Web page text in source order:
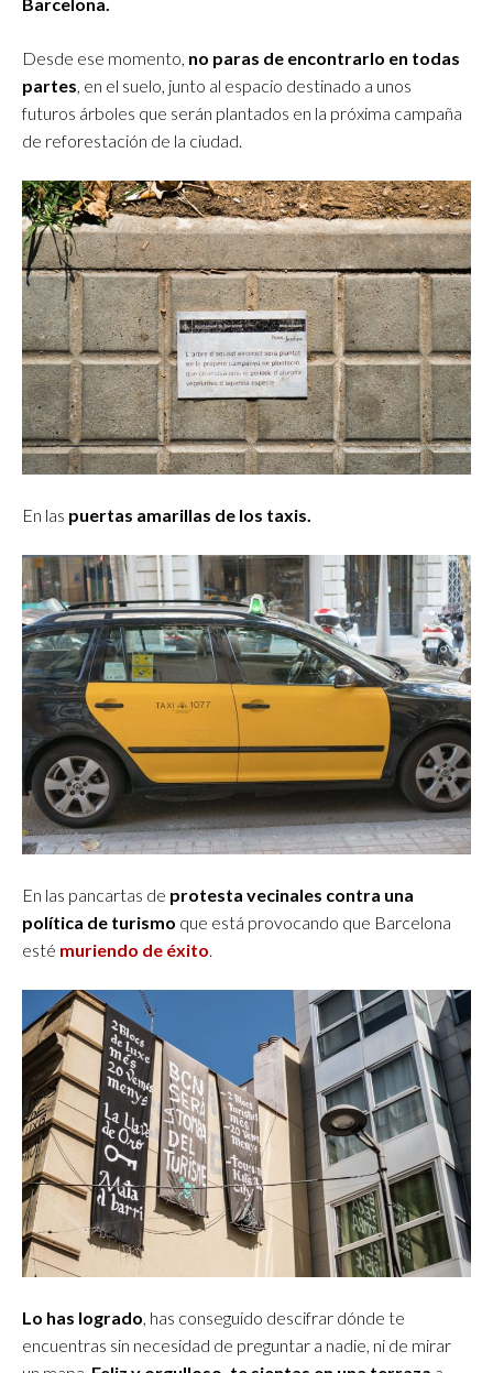
Desde ese momento, no paras de encontrarlo en todas
partes , en el suelo, junto al espacio destinado a unos
futuros árboles que serán plantados en la próxima campaña
de reforestación de la ciudad.
En las puertas amarillas de los taxis.
En las pancartas de protesta vecinales contra una
política de turismo que está provocando que Barcelona
esté muriendo de éxito
Lo has logrado , has conseguido descifrar dónde te
encuentras sin necesidad de preguntar a nadie, ni de mirar